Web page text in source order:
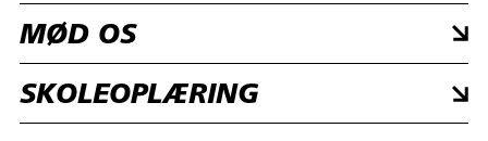
MØD OS
SKOLEOPLÆRING